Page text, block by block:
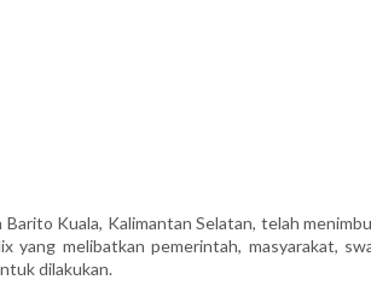
Kuala, Kalimantan Selatan, telah
yang melibatkan pemerintah, masyarakat,
dilakukan.